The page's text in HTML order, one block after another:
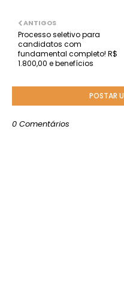
ANTIGOS
Processo seletivo para
candidatos com
fundamental completo! R$
1.800,00 e benefícios
POSTAR
0 Comentários